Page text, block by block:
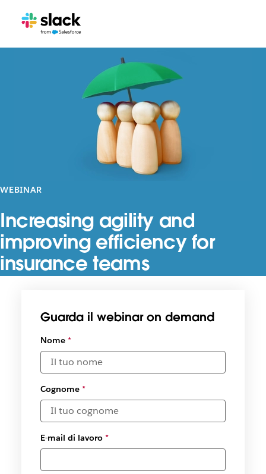
WEBINAR
Increasing agility and
improving efficiency for
insurance teams
Guarda il webinar on demand
Nome*
Cognome*
E-mail di lavoro*